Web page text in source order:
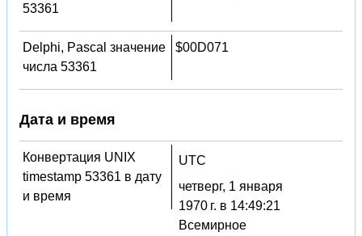
53361
Delphi, Pascal значение
числа 53361
$00D071
Дата и время
Конвертация UNIX
timestamp 53361 в дату
и время
UTC
четверг, 1 января
1970 г. в 14:49:21
Всемирное